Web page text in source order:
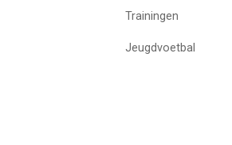
Trainingen
Jeugdvoetbal